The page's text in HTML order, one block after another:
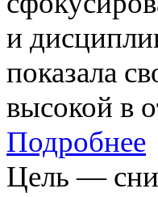
и
показала
высокой в
Подробнее
Цель —